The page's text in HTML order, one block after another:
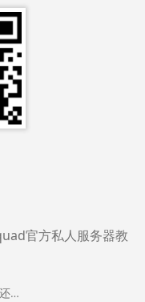
官方私人服务器教
…